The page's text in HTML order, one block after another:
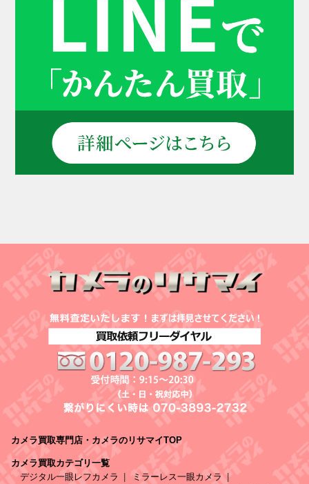
カメラ買取専門店・カメラのリサマイTOP
カメラ買取カテゴリ一覧
デジタル一眼レフカメラ
ミラーレス一眼カメラ